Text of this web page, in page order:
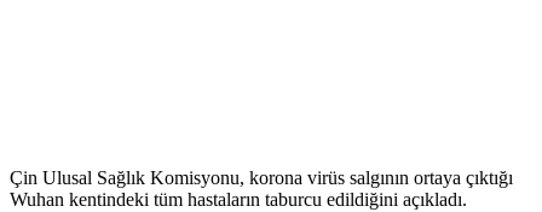
Çin Ulusal Sağlık Komisyonu, korona virüs salgının ortaya çıktığı
Wuhan kentindeki tüm hastaların taburcu edildiğini açıkladı.